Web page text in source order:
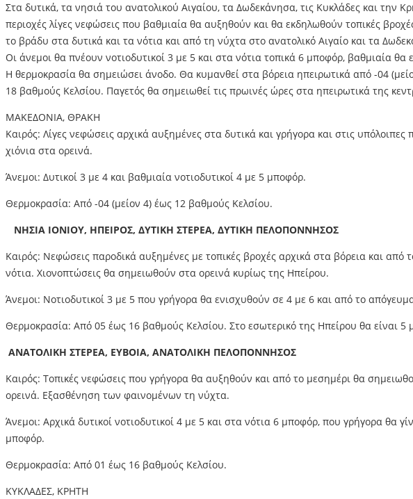
Στα δυτικά, τα νησιά του ανατολικού Αιγαίου, τα Δωδεκάνησα, τις Κυκλάδες και την
περιοχές λίγες νεφώσεις που βαθμιαία θα αυξηθούν και θα εκδηλωθούν τοπικές
το βράδυ στα δυτικά και τα νότια και από τη νύχτα στο ανατολικό Αιγαίο και τα
Οι άνεμοι θα πνέουν νοτιοδυτικοί 3 με 5 και στα νότια τοπικά 6 μποφόρ, βαθμιαία
Η θερμοκρασία θα σημειώσει άνοδο. Θα κυμανθεί στα βόρεια ηπειρωτικά από -04
18 βαθμούς Κελσίου. Παγετός θα σημειωθεί τις πρωινές ώρες στα ηπειρωτικά της
ΜΑΚΕΔΟΝΙΑ, ΘΡΑΚΗ
Καιρός: Λίγες νεφώσεις αρχικά αυξημένες στα δυτικά και γρήγορα και στις
χιόνια στα ορεινά.
Άνεμοι: Δυτικοί 3 με 4 και βαθμιαία νοτιοδυτικοί 4 με 5 μποφόρ.
Θερμοκρασία: Από -04 (μείον 4) έως 12 βαθμούς Κελσίου.
ΝΗΣΙΑ ΙΟΝΙΟΥ, ΗΠΕΙΡΟΣ, ΔΥΤΙΚΗ ΣΤΕΡΕΑ, ΔΥΤΙΚΗ ΠΕΛΟΠΟΝΝΗΣΟΣ
Καιρός: Νεφώσεις παροδικά αυξημένες με τοπικές βροχές αρχικά στα βόρεια και
νότια. Χιονοπτώσεις θα σημειωθούν στα ορεινά κυρίως της Ηπείρου.
Άνεμοι: Νοτιοδυτικοί 3 με 5 που γρήγορα θα ενισχυθούν σε 4 με 6 και από το
Θερμοκρασία: Από 05 έως 16 βαθμούς Κελσίου. Στο εσωτερικό της Ηπείρου θα είναι
ΑΝΑΤΟΛΙΚΗ ΣΤΕΡΕΑ, ΕΥΒΟΙΑ, ΑΝΑΤΟΛΙΚΗ ΠΕΛΟΠΟΝΝΗΣΟΣ
Καιρός: Τοπικές νεφώσεις που γρήγορα θα αυξηθούν και από το μεσημέρι θα
ορεινά. Εξασθένηση των φαινομένων τη νύχτα.
Άνεμοι: Αρχικά δυτικοί νοτιοδυτικοί 4 με 5 και στα νότια 6 μποφόρ, που γρήγορα θα
μποφόρ.
Θερμοκρασία: Από 01 έως 16 βαθμούς Κελσίου.
ΚΥΚΛΑΔΕΣ, ΚΡΗΤΗ